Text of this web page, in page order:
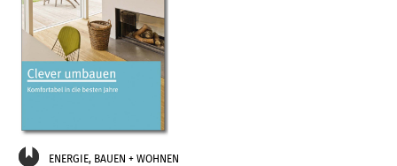
ENERGIE, BAUEN + WOHNEN